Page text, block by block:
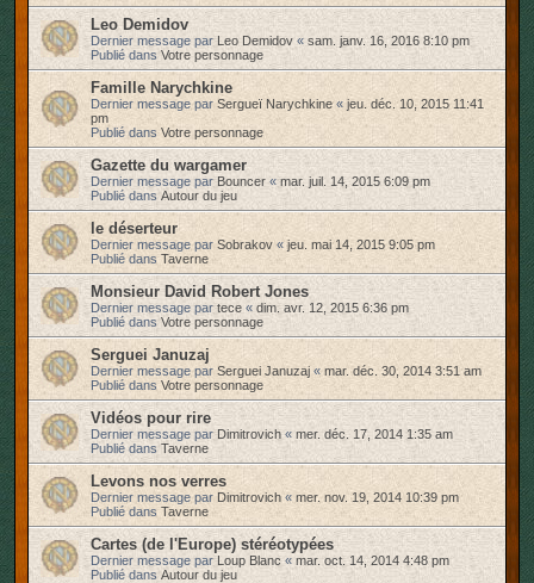
Leo Demidov
Dernier message parLeo Demidov « sam. janv. 16, 2016 8:10 pm
Publié dans Votre personnage
Famille Narychkine
Dernier message par Sergueï Narychkine« jeu. déc. 10, 2015 11:41
pm
Publié dans Votre personnage
Gazette du wargamer
Dernier message parBouncer «mar. juil. 14, 2015 6:09 pm
Publié dans Autour du jeu
le déserteur
Dernier message par Sobrakov «jeu. mai 14, 2015 9:05 pm
Publié dans Taverne
Monsieur David Robert Jones
Dernier message partece « dim. avr. 12, 2015 6:36 pm
Publié dans Votre personnage
Serguei Januzaj
Dernier message par Serguei Januzaj «mar. déc. 30, 2014 3:51 am
Publié dans Votre personnage
Vidéos pour rire
Dernier message parDimitrovich « mer. déc. 17, 2014 1:35 am
Publié dans Taverne
Levons nos verres
Dernier message par Dimitrovich « mer. nov. 19, 2014 10:39 pm
Publié dans Taverne
Cartes (de l'Europe) stéréotypées
Dernier message parLoup Blanc « mar. oct. 14, 2014 4:48 pm
Publié dans Autour du jeu